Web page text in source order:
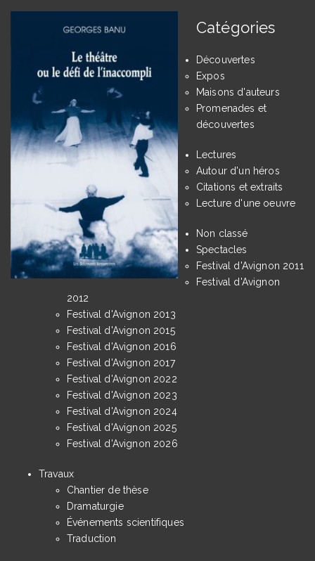
Catégories
Découvertes
Expos
Maisons d'auteurs
Promenades et
découvertes
Lectures
Autour d'un héros
Citations et extraits
Lecture d'une oeuvre
Non classé
Spectacles
Festival d'Avignon 2011
Festival d'Avignon
2012
Festival d'Avignon 2013
Festival d'Avignon 2015
Festival d'Avignon 2016
Festival d'Avignon 2017
Festival d'Avignon 2022
Festival d'Avignon 2023
Festival d'Avignon 2024
Festival d'Avignon 2025
Festival d'Avignon 2026
Travaux
Chantier de thèse
Dramaturgie
Événements scientifiques
Traduction